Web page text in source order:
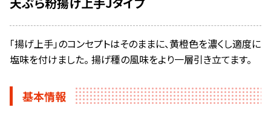
「揚げ上手」のコンセプトはそのままに、黄橙色を濃くし適度に
塩味を付けました。 揚げ種の風味をより一層引き立てます。
基本情報